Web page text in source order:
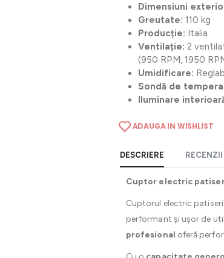
Dimensiuni
Greutate: 110 kg
Producție: Italia
Ventilație: 2
(950 RPM, 1950
Umidificare:
Sondă de
Iluminare
ADAUGA IN WISHLIST
DESCRIERE
Cuptor electric
Cuptorul electric
performant și ușor de
profesional oferă